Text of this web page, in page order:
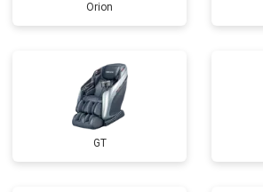
Orion
GT